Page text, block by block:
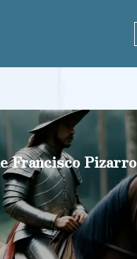
Francisco Pizarro